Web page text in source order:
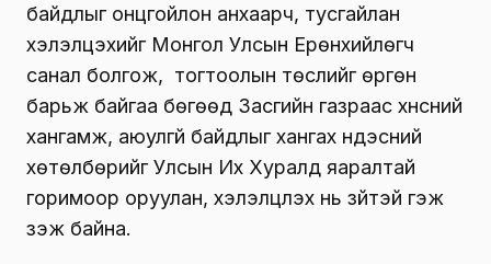
байдлыг онцгойлон анхаарч, тусгайлан
хэлэлцэхийг Монгол Улсын Ерөнхийлөгч
санал болгож, тогтоолын төслийг өргөн
барьж байгаа бөгөөд Засгийн газраас хүнсний
хангамж, аюулгүй байдлыг хангах үндэсний
хөтөлбөрийг Улсын Их Хуралд яаралтай
горимоор оруулан, хэлэлцүүлэх нь зүйтэй гэж
үзэж байна.